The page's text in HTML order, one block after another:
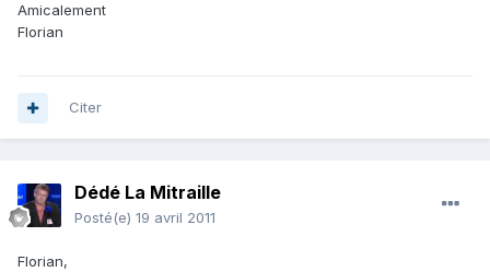
Amicalement
Florian
Citer
Dédé La Mitraille
Posté(e) 19 avril 2011
Florian,